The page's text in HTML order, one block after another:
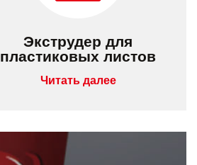
Экструдер для
пластиковых листов
Читать далее